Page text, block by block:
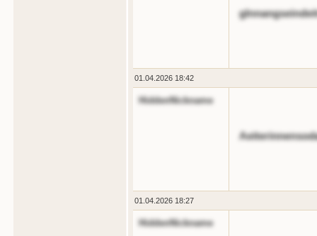
01.04.2026 18:42
HiddenNickname
01.04.2026 18:27
HiddenNickname